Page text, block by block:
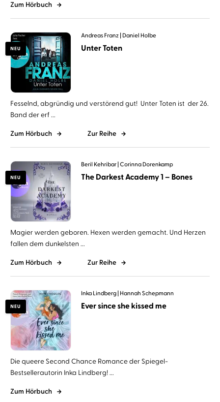
Zum Hörbuch
NEU
Andreas Franz Daniel Holbe
Unter Toten
Fesselnd, abgründig und verstörend gut! Unter Toten ist der 26.
Band der erf ...
Zum Hörbuch Zur Reihe
NEU
Beril Kehribar Corinna Dorenkamp
The Darkest Academy 1 – Bones
Magier werden geboren. Hexen werden gemacht. Und Herzen
fallen dem dunkelsten ...
Zum Hörbuch Zur Reihe
NEU
Inka Lindberg Hannah Schepmann
Ever since she kissed me
Die queere Second Chance Romance der Spiegel-
Bestsellerautorin Inka Lindberg! ...
Zum Hörbuch